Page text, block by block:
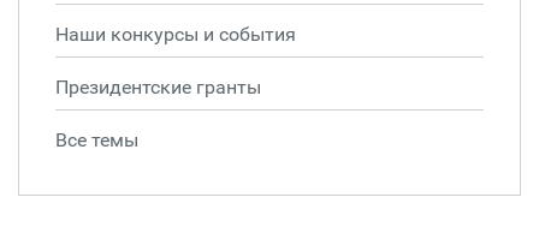
Наши конкурсы и события
Президентские гранты
Все темы